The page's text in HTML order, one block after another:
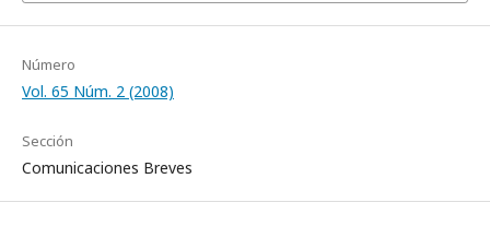
Número
Vol. 65 Núm. 2 (2008)
Sección
Comunicaciones Breves